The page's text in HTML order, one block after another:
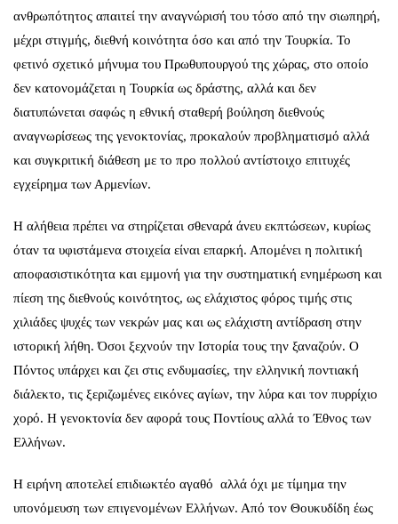
ανθρωπότητος απαιτεί την αναγνώρισή του τόσο από την σιωπηρή,
μέχρι στιγμής, διεθνή κοινότητα όσο και από την Τουρκία. Το
φετινό σχετικό μήνυμα του Πρωθυπουργού της χώρας, στο οποίο
δεν κατονομάζεται η Τουρκία ως δράστης, αλλά και δεν
διατυπώνεται σαφώς η εθνική σταθερή βούληση διεθνούς
αναγνωρίσεως της γενοκτονίας, προκαλούν προβληματισμό αλλά
και συγκριτική διάθεση με το προ πολλού αντίστοιχο επιτυχές
εγχείρημα των Αρμενίων.
Η αλήθεια πρέπει να στηρίζεται σθεναρά άνευ εκπτώσεων, κυρίως
όταν τα υφιστάμενα στοιχεία είναι επαρκή. Απομένει η πολιτική
αποφασιστικότητα και εμμονή για την συστηματική ενημέρωση και
πίεση της διεθνούς κοινότητος, ως ελάχιστος φόρος τιμής στις
χιλιάδες ψυχές των νεκρών μας και ως ελάχιστη αντίδραση στην
ιστορική λήθη. Όσοι ξεχνούν την Ιστορία τους την ξαναζούν. Ο
Πόντος υπάρχει και ζει στις ενδυμασίες, την ελληνική ποντιακή
διάλεκτο, τις ξεριζωμένες εικόνες αγίων, την λύρα και τον πυρρίχιο
χορό. Η γενοκτονία δεν αφορά τους Ποντίους αλλά το Έθνος των
Ελλήνων.
Η ειρήνη αποτελεί επιδιωκτέο αγαθό αλλά όχι με τίμημα την
υπονόμευση των επιγενομένων Ελλήνων. Από τον Θουκυδίδη έως